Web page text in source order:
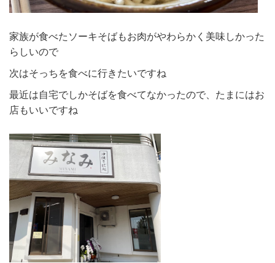
家族が食べたソーキそばもお肉がやわらかく美味しかった
らしいので
次はそっちを食べに行きたいですね
最近は自宅でしかそばを食べてなかったので、たまにはお
店もいいですね